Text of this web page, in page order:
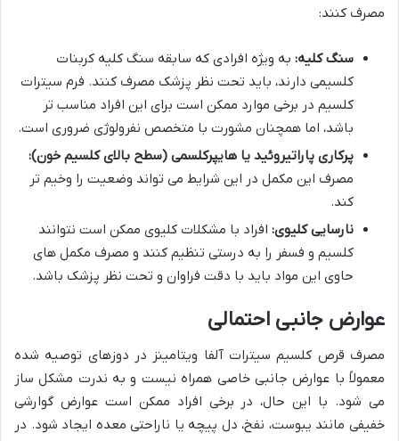
مصرف کنند:
سنگ کلیه: به ویژه افرادی که سابقه سنگ کلیه کربنات
کلسیمی دارند، باید تحت نظر پزشک مصرف کنند. فرم سیترات
کلسیم در برخی موارد ممکن است برای این افراد مناسب تر
باشد، اما همچنان مشورت با متخصص نفرولوژی ضروری است.
پرکاری پاراتیروئید یا هایپرکلسمی (سطح بالای کلسیم خون):
مصرف این مکمل در این شرایط می تواند وضعیت را وخیم تر
کند.
نارسایی کلیوی: افراد با مشکلات کلیوی ممکن است نتوانند
کلسیم و فسفر را به درستی تنظیم کنند و مصرف مکمل های
حاوی این مواد باید با دقت فراوان و تحت نظر پزشک باشد.
عوارض جانبی احتمالی
مصرف قرص کلسیم سیترات آلفا ویتامینز در دوزهای توصیه شده
معمولاً با عوارض جانبی خاصی همراه نیست و به ندرت مشکل ساز
می شود. با این حال، در برخی افراد ممکن است عوارض گوارشی
خفیفی مانند یبوست، نفخ، دل پیچه یا ناراحتی معده ایجاد شود. در